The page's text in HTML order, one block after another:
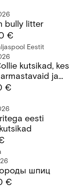
bully litter
€
Eestit
ja
kutsikad, kes
ja
peresid.
€
eesti
шпиц
€